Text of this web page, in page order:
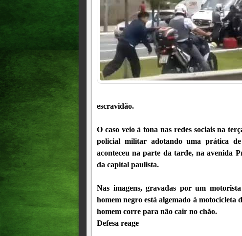
escravidão.
O caso veio à tona nas redes sociais na
policial militar adotando uma prática
aconteceu na parte da tarde, na avenida
da capital paulista.
Nas imagens, gravadas por um
homem negro está algemado à motocicleta
homem corre para não cair no chão.
Defesa reage